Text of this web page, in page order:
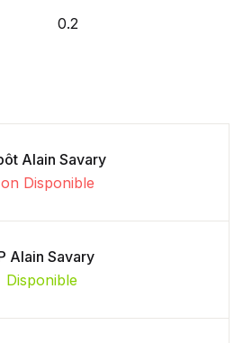
0.2
Alain Savary
Disponible
Alain Savary
Disponible